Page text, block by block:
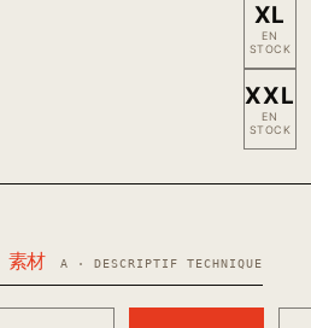
XL
EN
STOCK
XXL
EN
STOCK
素材 A · DESCRIPTIF TECHNIQUE